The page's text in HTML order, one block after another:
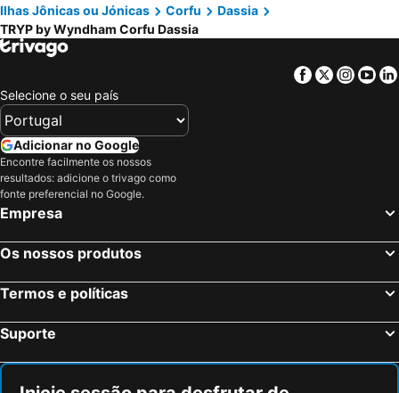
Ilhas Jônicas ou Jónicas
Corfu
Dassia
TRYP by Wyndham Corfu Dassia
Facebook
Twitter
Selecione o seu país
Adicionar no Google
Encontre facilmente os nossos
resultados: adicione o trivago como
fonte preferencial no Google.
Empresa
Os nossos produtos
Termos e políticas
Suporte